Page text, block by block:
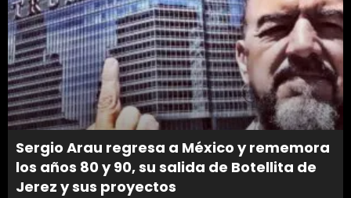
Sergio Arau regresa a México y rememora
los años 80 y 90, su salida de Botellita de
Jerez y sus proyectos